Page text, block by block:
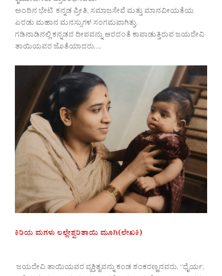
ಅಂದಿನ ಭೇಟಿ ಕನ್ನಡ ಪ್ರೀತಿ, ಸಮಾಜಸೇವೆ ಮತ್ತು ಮಾನವೀಯತೆಯ
ಎರಡು ಮಹಾನ ಮನಸ್ಸುಗಳ ಸಂಗಮವಾಗಿತ್ತು.
ಗಡಿನಾಡಿನಲ್ಲಿ ಕನ್ನಡದ ದೀಪವನ್ನು ಆರದಂತೆ ಕಾಪಾಡುತ್ತಿರುವ ಜಯದೇವಿ
ತಾಯಿಯವರ ಜೊತೆಯಾದರು….
ಕಿರಿಯ ಮಗಳು ಲಲ್ಲೇಶ್ವರಿತಾಯಿ ಮೂಗಿ(ಲೇಖಕಿ)
ಜಯದೇವಿ ತಾಯಿಯವರ ವ್ಯಕ್ತಿತ್ವವನ್ನು ಕಂಡ ಶಂಕರಣ್ಣನವರು, “ಧೈರ್ಯ,